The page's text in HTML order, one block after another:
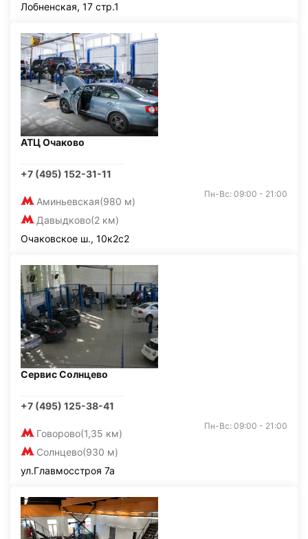
Лобненская, 17 стр.1
АТЦ Очаково
+7 (495) 152-31-11
Аминьевская(980 м)
Давыдково(2 км)
Пн-Вс: 09:00 - 21:00
Очаковское ш., 10к2с2
Сервис Солнцево
+7 (495) 125-38-41
Говорово(1,35 км)
Солнцево(930 м)
Пн-Вс: 09:00 - 21:00
ул.Главмосстроя 7а